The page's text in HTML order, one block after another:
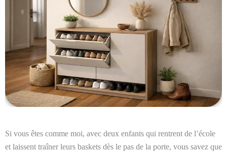
Si vous êtes comme moi, avec deux enfants qui rentrent de l’école
et laissent traîner leurs baskets dès le pas de la porte, vous savez que